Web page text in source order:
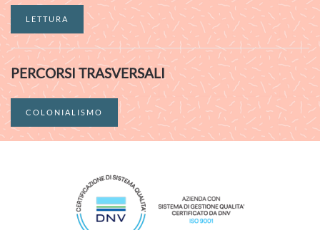
LETTURA
PERCORSI TRASVERSALI
COLONIALISMO